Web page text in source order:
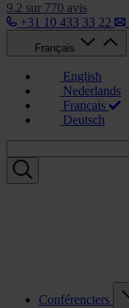
9.2 sur 770 avis
+31 10 433 33 22
Français
English
Nederlands
Français
Deutsch
Conférenciers